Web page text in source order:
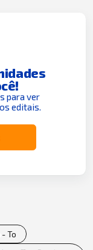
para ver
editais.
To